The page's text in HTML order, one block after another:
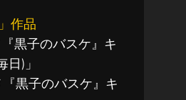
作品
黒子のバスケ』キ
)」
黒子のバスケ』キ